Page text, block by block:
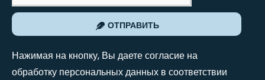
ОТПРАВИТЬ
Нажимая на кнопку, Вы даете согласие на
обработку персональных данных в соответствии